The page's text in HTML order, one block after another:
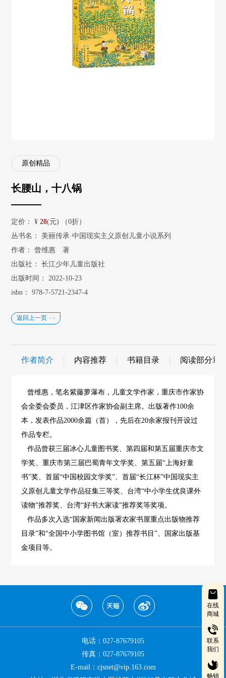
在线
商城
联系
我们
畅销
原创精品
长腰山，十八锅
定价： ¥28(元) （0折）
丛书名：
美丽传承·中国现实主义原创儿童小说系列
作者：
曾维惠 著
出版社：
长江少年儿童出版社
出版时间：
2022-10-23
isbn：
978-7-5721-2347-4
返回上一页
作者简介 内容推荐 书籍目录 阅读部分章
曾维惠，笔名紫藤萝瀑布，儿童文学作家，重庆市作家协
会全委会委员，江津区作家协会副主席。出版著作100余
本，发表作品2000余篇（首），先后在20余家报刊开设过
作品专栏。
作品曾获三届冰心儿童图书奖、第四届和第五届重庆市文
学奖、重庆市第三届巴蜀青年文学奖、第五届“上海好童
书”奖、首届“中国校园文学奖”、首届“长江杯”中国现实主
义原创儿童文学作品征集三等奖、台湾“中小学生优良课外
读物”推荐奖、台湾“好书大家读”推荐奖等奖项。
作品多次入选“国家新闻出版署农家书屋重点出版物推荐
目录”和“全国中小学图书馆（室）推荐书目”、国家出版基
金项目等。
电话：027-87679105
传真：027-87679105
E-mail：cjsnet@vip.163.com